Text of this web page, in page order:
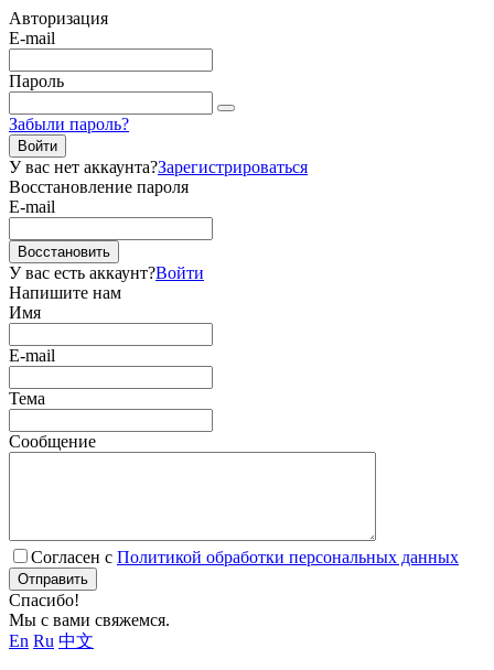
Авторизация
E-mail
Пароль
Забыли пароль?
Войти
У вас нет аккаунта?Зарегистрироваться
Восстановление пароля
E-mail
Восстановить
У вас есть аккаунт?Войти
Напишите нам
Имя
E-mail
Тема
Сообщение
Согласен с Политикой обработки персональных данных
Отправить
Спасибо!
Мы с вами свяжемся.
En Ru 中文